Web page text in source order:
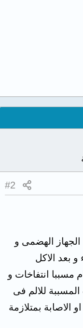
#2
الهضمى و
و بعد الاكل
مسببا انتفاخات و
للالم فى
بمتلازمة